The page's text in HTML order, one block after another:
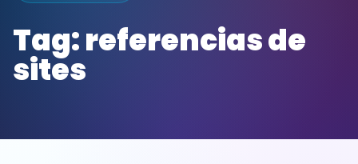
Tag:referencias de
sites